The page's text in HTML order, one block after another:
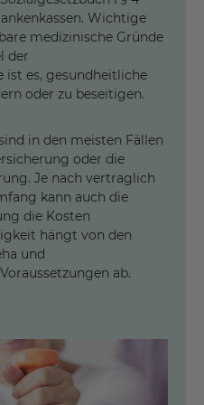
die Krankenkasse
des Kostenträgers
möglich, werden Sie
(Krankenversicherung
über den Antrag
bzw.
Diagnostik,
Die Therapieziele
um Ihre beruflichen
Wichtige
medizinische Gründe
der
ist es, gesundheitliche
oder zu beseitigen.
in den meisten Fällen
oder die
Je nach vertraglich
kann auch die
die Kosten
hängt von den
und
ab.